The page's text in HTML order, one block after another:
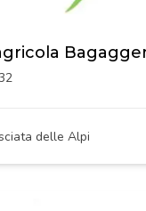
delle Alpi